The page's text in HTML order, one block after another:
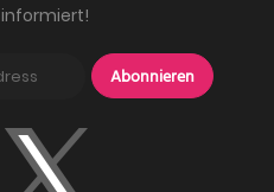
informiert!
Abonnieren